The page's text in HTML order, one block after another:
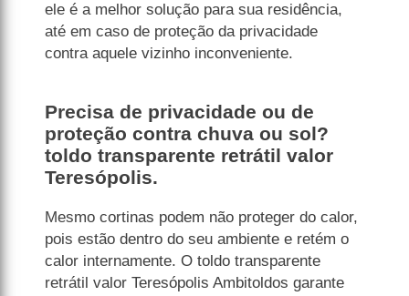
ele é a melhor solução para sua residência,
até em caso de proteção da privacidade
contra aquele vizinho inconveniente.
Precisa de privacidade ou de
proteção contra chuva ou sol?
toldo transparente retrátil valor
Teresópolis.
Mesmo cortinas podem não proteger do calor,
pois estão dentro do seu ambiente e retém o
calor internamente. O toldo transparente
retrátil valor Teresópolis Ambitoldos garante